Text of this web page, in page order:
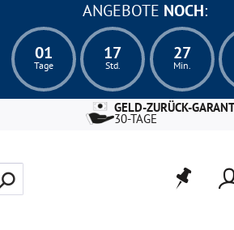
ANGEBOTE NOCH:
01
Tage
17
Std.
27
Min.
GELD-ZURÜCK-
30-TAGE